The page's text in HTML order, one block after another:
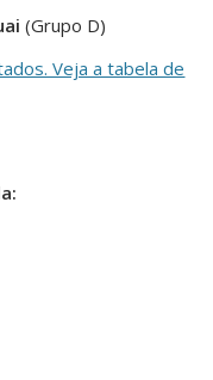
(Grupo D)
Veja a tabela de